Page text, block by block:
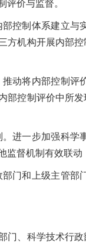
价与监督。
制体系建立与
方机构开展内部
将内部控制评
部控制评价中所
一步加强科学
监督机制有效联
和上级主管部
、科学技术行政